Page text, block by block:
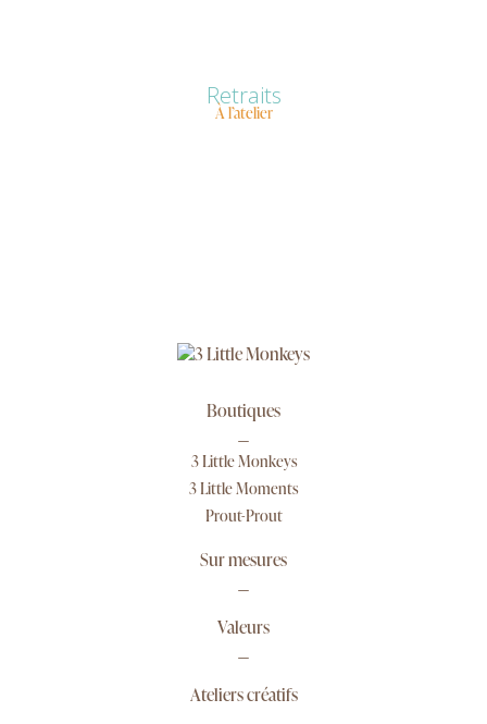
Retraits
À l’atelier
Boutiques
3 Little Monkeys
3 Little Moments
Prout-Prout
Sur mesures
Valeurs
Ateliers créatifs